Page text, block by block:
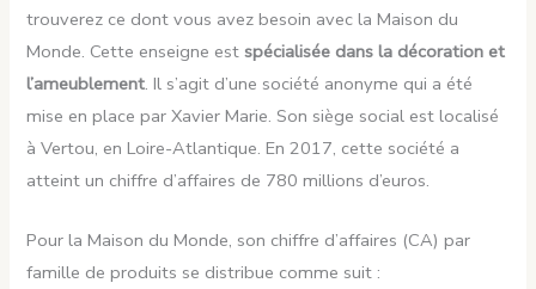
trouverez ce dont vous avez besoin avec la Maison du
Monde. Cette enseigne estspécialisée dans la décoration et
l’ameublement. Il s’agit d’une société anonyme qui a été
mise en place par Xavier Marie. Son siège social est localisé
à Vertou, en Loire-Atlantique. En 2017, cette société a
atteint un chiffre d’affaires de 780 millions d’euros.
Pour la Maison du Monde, son chiffre d’affaires (CA) par
famille de produits se distribue comme suit :